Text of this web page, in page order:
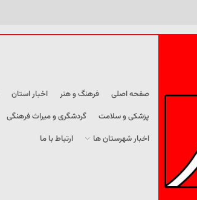
صفحه اصلی فرهنگ و هنر اخبار استان
پزشکی و سلامت
گردشگری و میراث فرهنگی
اخبار شهرستان ها
ارتباط با ما